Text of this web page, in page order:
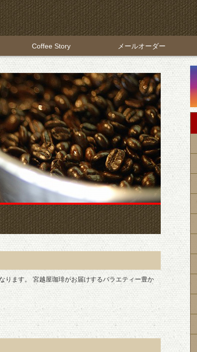
Coffee Story メールオーダー
ります。 宮越屋珈琲がお届けするバラエティー豊か